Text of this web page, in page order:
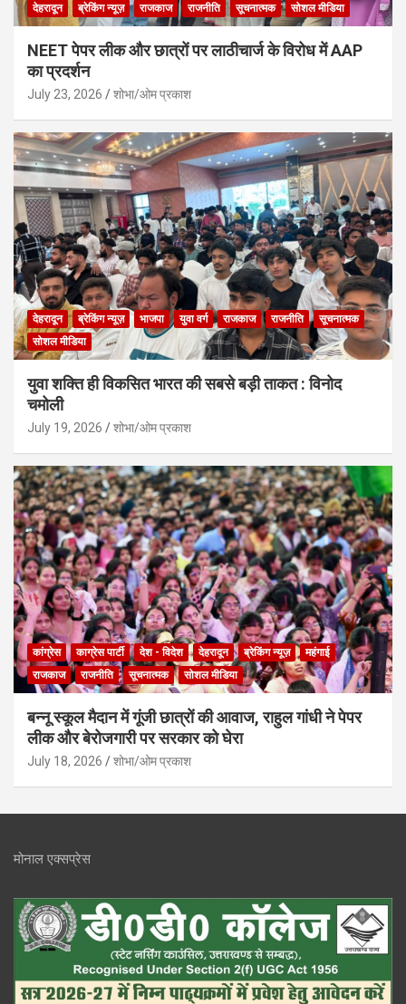
देहरादून ब्रेकिंग न्यूज़ राजकाज राजनीति सूचनात्मक सोशल मीडिया
NEET पेपर लीक और छात्रों पर लाठीचार्ज के विरोध में AAP
का प्रदर्शन
July 23, 2026 शोभा/ओम प्रकाश
देहरादून ब्रेकिंग न्यूज़ भाजपा युवा वर्ग राजकाज राजनीति
सूचनात्मक
सोशल मीडिया
युवा शक्ति ही विकसित भारत की सबसे बड़ी ताकत : विनोद
चमोली
July 19, 2026 शोभा/ओम प्रकाश
कांग्रेस काग्रेस पार्टी देश - विदेश देहरादून ब्रेकिंग न्यूज़
महंगाई
राजकाज
राजनीति सूचनात्मक सोशल मीडिया
बन्नू स्कूल मैदान में गूंजी छात्रों की आवाज, राहुल गांधी ने पेपर
लीक और बेरोजगारी पर सरकार को घेरा
July 18, 2026 शोभा/ओम प्रकाश
मोनाल एक्सप्रेस